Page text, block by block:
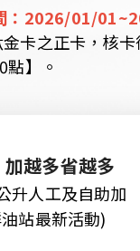
：2026/01/
卡之正卡，核
】。
越多省越多
升人工及自助加
站最新活動)